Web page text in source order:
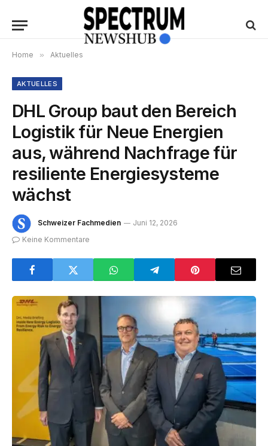
Home » Aktuelles
AKTUELLES
DHL Group baut den Bereich
Logistik für Neue Energien
aus, während Nachfrage für
resiliente Energiesysteme
wächst
Schweizer Fachmedien
Juni 12, 2026
Keine Kommentare